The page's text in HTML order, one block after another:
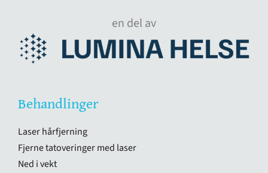
en del av
Behandlinger
Laser hårfjerning
Fjerne tatoveringer med laser
Ned i vekt